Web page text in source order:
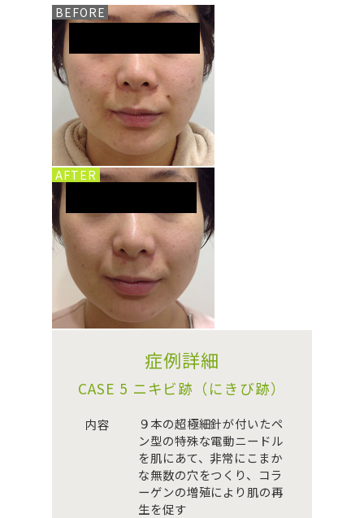
BEFORE
AFTER
症例詳細
CASE 5 ニキビ跡（にきび跡）
内容
９本の超極細針が付いたペ
ン型の特殊な電動ニードル
を肌にあて、非常にこまか
な無数の穴をつくり、コラ
ーゲンの増殖により肌の再
生を促す